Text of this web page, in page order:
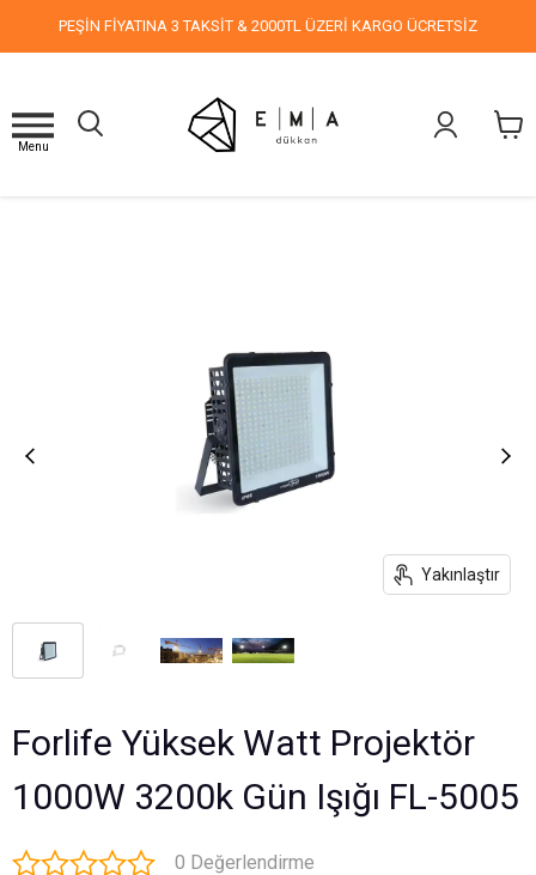
PEŞİN FİYATINA 3 TAKSİT & 2000TL ÜZERİ KARGO ÜCRETSİZ
Menu
Yakınlaştır
Forlife Yüksek Watt Projektör
1000W 3200k Gün Işığı FL-5005
0 Değerlendirme